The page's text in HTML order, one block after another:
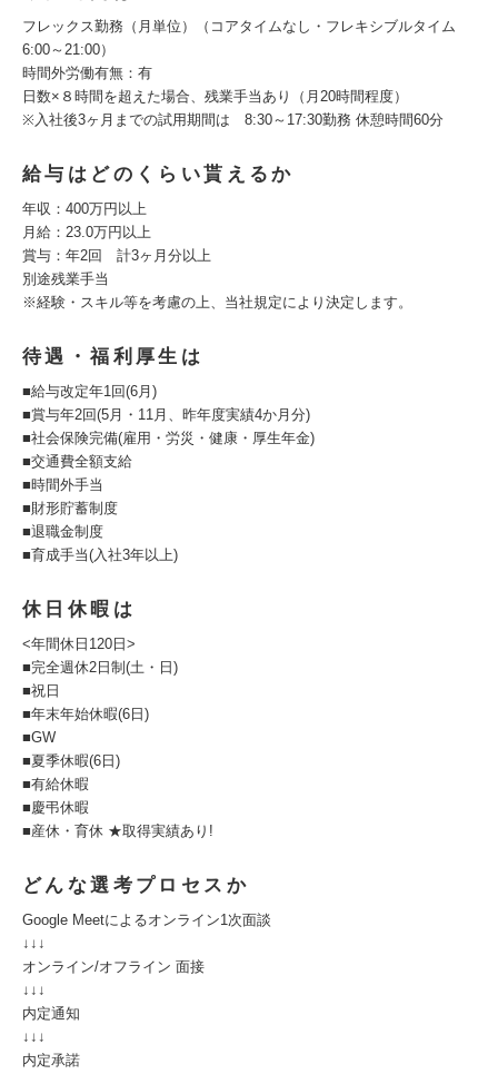
フレックス勤務（月単位）（コアタイムなし・フレキシブルタイム
6:00～21:00）
時間外労働有無：有
日数×８時間を超えた場合、残業手当あり（月20時間程度）
※入社後3ヶ月までの試用期間は 8:30～17:30勤務 休憩時間60分
給与はどのくらい貰えるか
年収：400万円以上
月給：23.0万円以上
賞与：年2回 計3ヶ月分以上
別途残業手当
※経験・スキル等を考慮の上、当社規定により決定します。
待遇・福利厚生は
■給与改定年1回(6月)
■賞与年2回(5月・11月、昨年度実績4か月分)
■社会保険完備(雇用・労災・健康・厚生年金)
■交通費全額支給
■時間外手当
■財形貯蓄制度
■退職金制度
■育成手当(入社3年以上)
休日休暇は
<年間休日120日>
■完全週休2日制(土・日)
■祝日
■年末年始休暇(6日)
■GW
■夏季休暇(6日)
■有給休暇
■慶弔休暇
■産休・育休 ★取得実績あり!
どんな選考プロセスか
Google Meetによるオンライン1次面談
↓↓↓
オンライン/オフライン 面接
↓↓↓
内定通知
↓↓↓
内定承諾